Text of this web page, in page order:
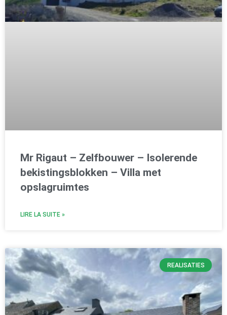
Mr Rigaut – Zelfbouwer – Isolerende
bekistingsblokken – Villa met
opslagruimtes
LIRE LA SUITE »
REALISATIES